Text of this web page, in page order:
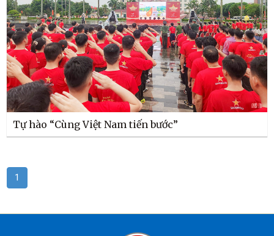
Tự hào “Cùng Việt Nam tiến bước”
1